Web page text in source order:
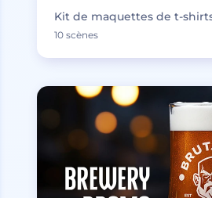
Kit de maquettes de t-
10 scènes